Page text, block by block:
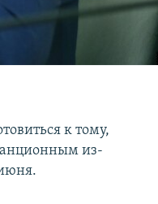
к тому,
из-